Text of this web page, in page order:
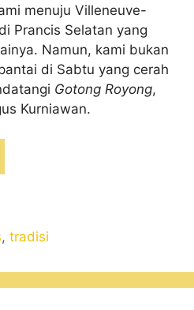
menuju Villeneuve-
Prancis Selatan yang
Namun, kami bukan
di Sabtu yang cerah
Gotong Royong,
Kurniawan.
,tradisi